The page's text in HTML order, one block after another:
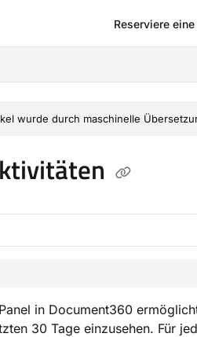
Reserviere eine
wurde durch maschinelle
in Document360
30 Tage einzusehen. Für